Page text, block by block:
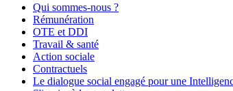
Qui sommes-nous ?
Rémunération
OTE et DDI
Travail & santé
Action sociale
Contractuels
Le dialogue social engagé pour une